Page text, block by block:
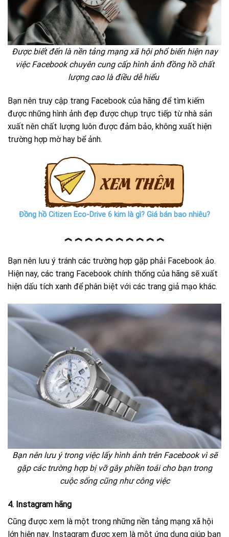
Được biết đến là nền tảng mạng xã hội phổ biến hiện nay
việc Facebook chuyên cung cấp hình ảnh đồng hồ chất
lượng cao là điều dễ hiểu
Bạn nên truy cập trang Facebook của hãng để tìm kiếm
được những hình ảnh đẹp được chụp trực tiếp từ nhà sản
xuất nên chất lượng luôn được đảm bảo, không xuất hiện
trường hợp mờ hay bể ảnh.
Đồng hồ Citizen Eco-Drive 6 kim là gì? Giá bán bao nhiêu?
︽ ︽ ︽ ︽ ︽ ︽ ︽ ︽ ︽ ︽
Bạn nên lưu ý tránh các trường hợp gặp phải Facebook ảo.
Hiện nay, các trang Facebook chính thống của hãng sẽ xuất
hiện dấu tích xanh để phân biệt với các trang giả mạo khác.
Bạn nên lưu ý trong việc lấy hình ảnh trên Facebook vì sẽ
gặp các trường hợp bị vỡ gây phiền toái cho bạn trong
cuộc sống cũng như công việc
4. Instagram hãng
Cũng được xem là một trong những nền tảng mạng xã hội
lớn hiện nay. Instagram được xem là một ứng dụng giúp bạn